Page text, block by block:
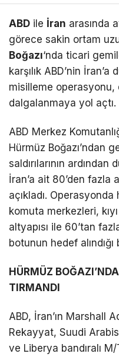
ABD ile İran arasında
görece sakin ortam
Boğazı‘nda ticari
karşılık ABD’nin
misilleme operasyonu,
dalgalanmaya yol açtı.
ABD Merkez
Hürmüz Boğazı’ndan
saldırılarının
İran’a ait 80’den fazla
açıkladı.
komuta merkezleri,
altyapısı ile 60’tan
botunun hedef alındığı
HÜRMÜZ
TIRMANDI
ABD, İran’ın Marshall
Rekayyat, Suudi
ve Liberya bandıralı